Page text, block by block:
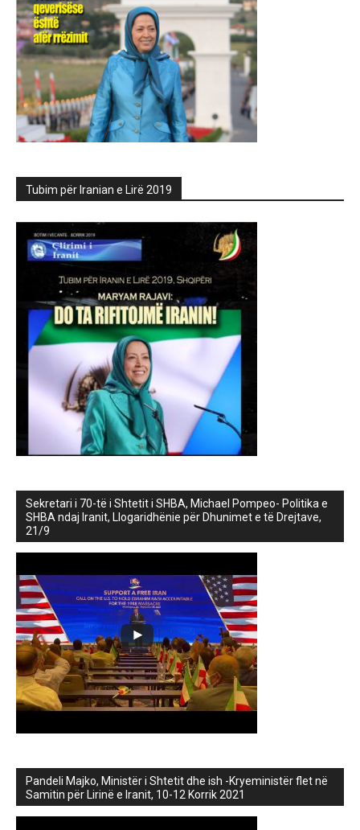
Tubim për Iranian e Lirë 2019
Sekretari i 70-të i Shtetit i SHBA, Michael Pompeo- Politika e
SHBA ndaj Iranit, Llogaridhënie për Dhunimet e të Drejtave,
21/9
Pandeli Majko, Ministër i Shtetit dhe ish -Kryeministër flet në
Samitin për Lirinë e Iranit, 10-12 Korrik 2021